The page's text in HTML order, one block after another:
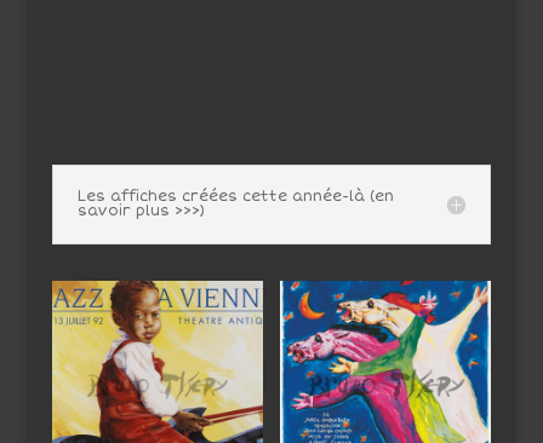
Les affiches créées cette année-là (en
savoir plus >>>)